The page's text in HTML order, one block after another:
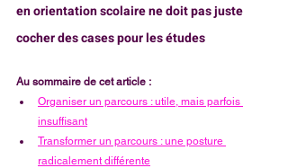
en orientation scolaire ne doit pas juste
cocher des cases pour les études
Au sommaire de cet article :
Organiser un parcours : utile, mais parfois
insuffisant
Transformer un parcours : une posture
radicalement différente